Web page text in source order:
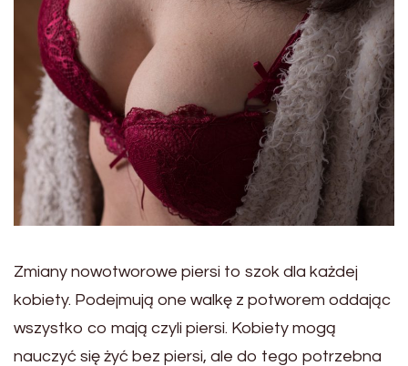
Zmiany nowotworowe piersi to szok dla każdej
kobiety. Podejmują one walkę z potworem oddając
wszystko co mają czyli piersi. Kobiety mogą
nauczyć się żyć bez piersi, ale do tego potrzebna